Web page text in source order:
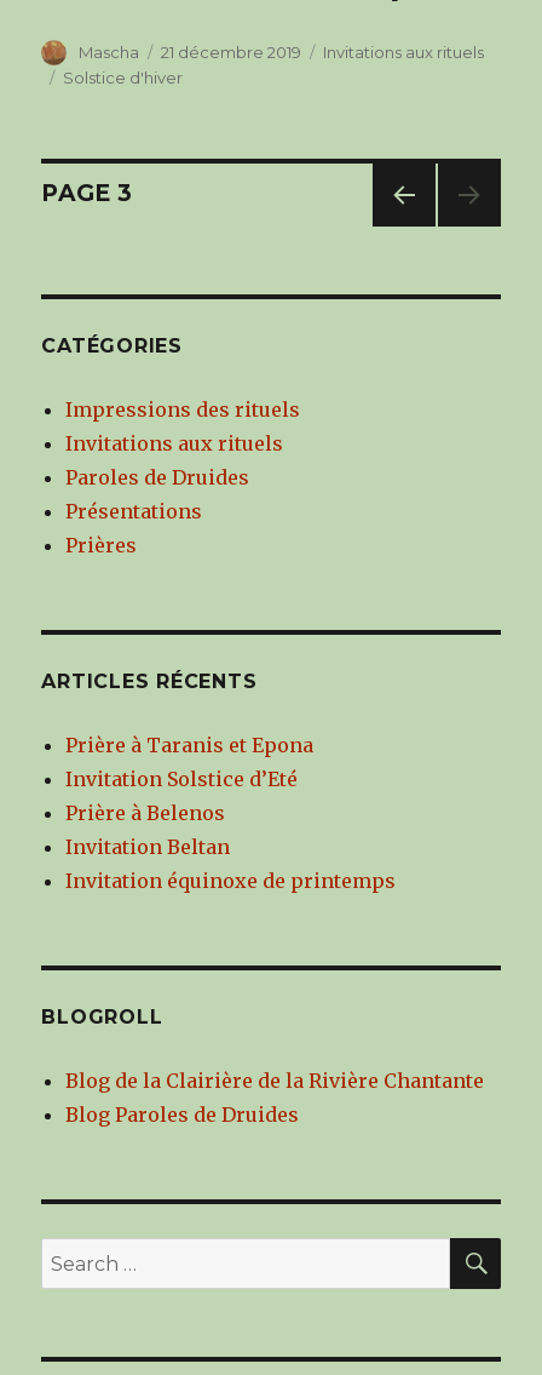
Author
Mascha
Posted
on
21 décembre 2019 Categories
Invitations aux rituels
Tags
Solstice d'hiver
Navigation
articles
E
PAGE 3
CATÉGORIES
Impressions des rituels
Invitations aux rituels
Paroles de Druides
Présentations
Prières
ARTICLES RÉCENTS
Prière à Taranis et Epona
Invitation Solstice d’Eté
Prière à Belenos
Invitation Beltan
Invitation équinoxe de printemps
BLOGROLL
Blog de la Clairière de la Rivière Chantante
Blog Paroles de Druides
Search
for: